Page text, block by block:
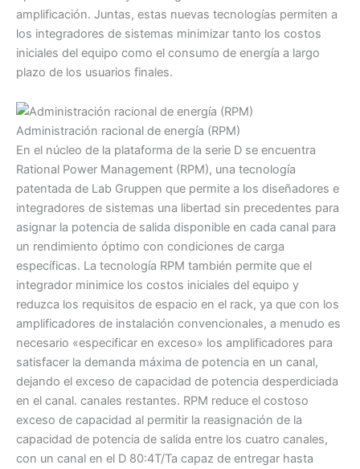
amplificación. Juntas, estas nuevas tecnologías permiten a
los integradores de sistemas minimizar tanto los costos
iniciales del equipo como el consumo de energía a largo
plazo de los usuarios finales.
Administración racional de energía (RPM)
En el núcleo de la plataforma de la serie D se encuentra
Rational Power Management (RPM), una tecnología
patentada de Lab Gruppen que permite a los diseñadores e
integradores de sistemas una libertad sin precedentes para
asignar la potencia de salida disponible en cada canal para
un rendimiento óptimo con condiciones de carga
específicas. La tecnología RPM también permite que el
integrador minimice los costos iniciales del equipo y
reduzca los requisitos de espacio en el rack, ya que con los
amplificadores de instalación convencionales, a menudo es
necesario «especificar en exceso» los amplificadores para
satisfacer la demanda máxima de potencia en un canal,
dejando el exceso de capacidad de potencia desperdiciada
en el canal. canales restantes. RPM reduce el costoso
exceso de capacidad al permitir la reasignación de la
capacidad de potencia de salida entre los cuatro canales,
con un canal en el D 80:4T/Ta capaz de entregar hasta